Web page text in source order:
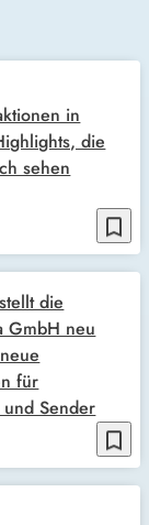
bookmark_border
in
die
sehen
bookmark_border
die
GmbH neu
für
Sender